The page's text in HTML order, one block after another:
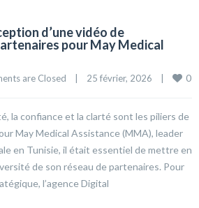
d’une vidéo de
pour May Medical
are Closed 25 février, 2026 0
la confiance et la clarté sont les piliers de
May Medical Assistance (MMA), leader
en Tunisie, il était essentiel de mettre en
de son réseau de partenaires. Pour
l’agence Digital